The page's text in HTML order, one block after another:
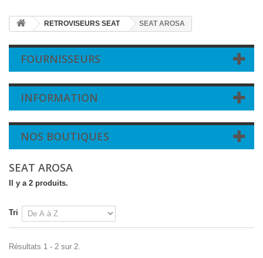
RETROVISEURS SEAT SEAT AROSA
FOURNISSEURS
INFORMATION
NOS BOUTIQUES
SEAT AROSA
Il y a 2 produits.
Tri
Résultats 1 - 2 sur 2.